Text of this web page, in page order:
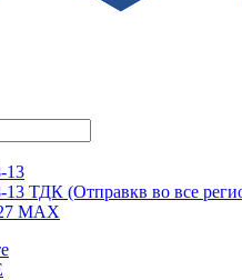
13
13 ТДК (Отправкв во все
МАХ